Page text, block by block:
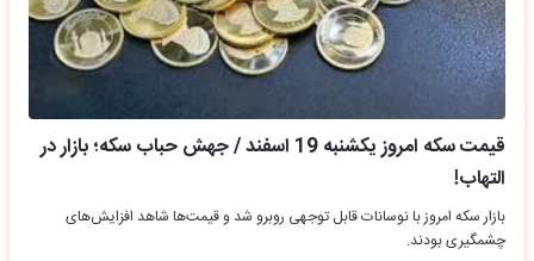
قیمت سکه امروز یکشنبه 19 اسفند / جهش حباب سکه؛ بازار در
التهاب!
بازار سکه امروز با نوسانات قابل توجهی روبرو شد و قیمت‌ها شاهد افزایش‌های
چشمگیری بودند.